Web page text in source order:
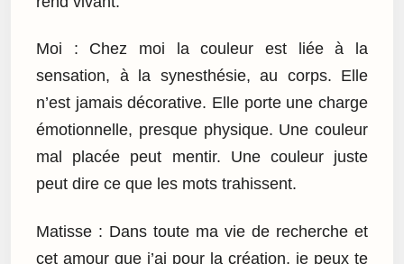
Moi : Chez moi la couleur est liée à la
sensation, à la synesthésie, au corps. Elle
n’est jamais décorative. Elle porte une charge
émotionnelle, presque physique. Une couleur
mal placée peut mentir. Une couleur juste
peut dire ce que les mots trahissent.
Matisse : Dans toute ma vie de recherche et
cet amour que j’ai pour la création, je peux te